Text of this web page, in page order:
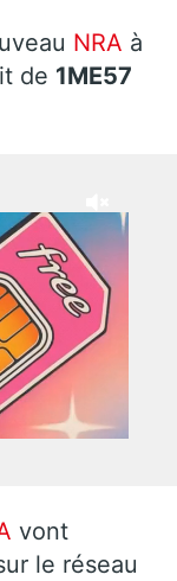
NRA à
de 1ME57
vont
le réseau